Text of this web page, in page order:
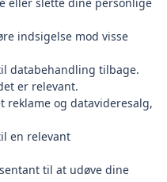
indsigelse mod visse
databehandling tilbage.
er relevant.
og datavideresalg,
en relevant
til at udøve dine